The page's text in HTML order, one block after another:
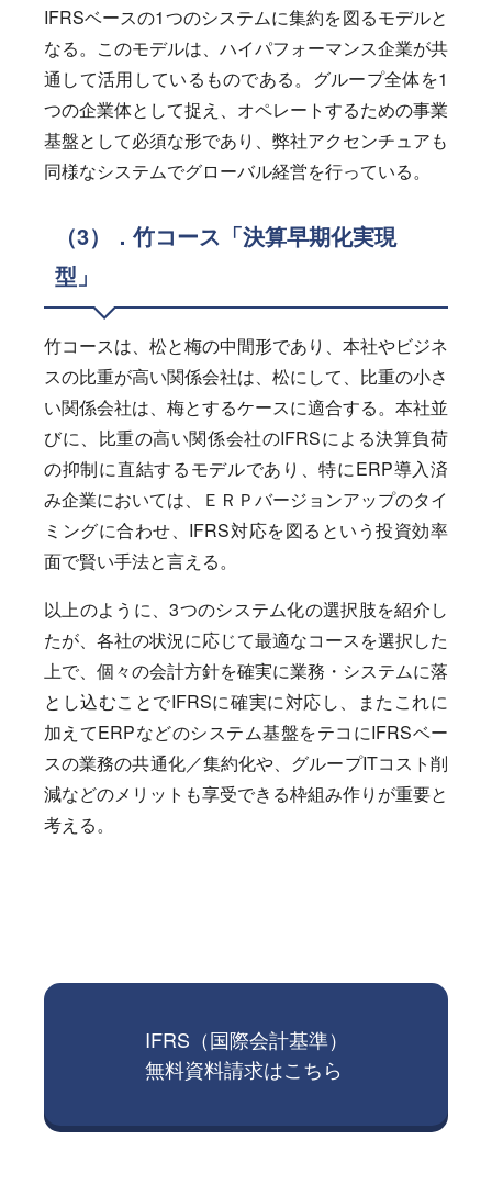
IFRSベースの1つのシステムに集約を図るモデルと
なる。このモデルは、ハイパフォーマンス企業が共
通して活用しているものである。グループ全体を1
つの企業体として捉え、オペレートするための事業
基盤として必須な形であり、弊社アクセンチュアも
同様なシステムでグローバル経営を行っている。
（3）．竹コース「決算早期化実現
型」
竹コースは、松と梅の中間形であり、本社やビジネ
スの比重が高い関係会社は、松にして、比重の小さ
い関係会社は、梅とするケースに適合する。本社並
びに、比重の高い関係会社のIFRSによる決算負荷
の抑制に直結するモデルであり、特にERP導入済
み企業においては、ＥＲＰバージョンアップのタイ
ミングに合わせ、IFRS対応を図るという投資効率
面で賢い手法と言える。
以上のように、3つのシステム化の選択肢を紹介し
たが、各社の状況に応じて最適なコースを選択した
上で、個々の会計方針を確実に業務・システムに落
とし込むことでIFRSに確実に対応し、またこれに
加えてERPなどのシステム基盤をテコにIFRSベー
スの業務の共通化／集約化や、グループITコスト削
減などのメリットも享受できる枠組み作りが重要と
考える。
IFRS（国際会計基準）
無料資料請求はこちら